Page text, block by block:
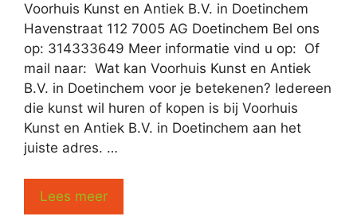
Voorhuis Kunst en Antiek B.V. in Doetinchem
Havenstraat 112 7005 AG Doetinchem Bel ons
op: 314333649 Meer informatie vind u op: Of
mail naar: Wat kan Voorhuis Kunst en Antiek
B.V. in Doetinchem voor je betekenen? Iedereen
die kunst wil huren of kopen is bij Voorhuis
Kunst en Antiek B.V. in Doetinchem aan het
juiste adres. …
Lees meer